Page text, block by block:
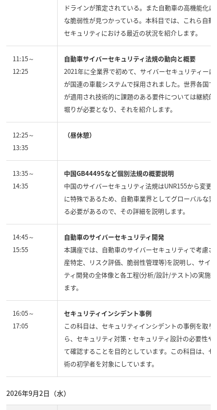
ドラインが策定されている。また自動車の高機能化
な脆弱性が見つかっている。本科目では、これら自動
セキュリティにおける最近の状況を紹介します。
11:15～
12:25
自動車サイバーセキュリティ法規の動向と概要
2021年に全業界で初めて、サイバーセキュリティー
が国連の車載システムで採用されました。世界各国
が適用され技術的に課題のある要件については継続
堀りが必要となり、それを紹介します。
12:25～
13:35
（昼休憩）
13:35～
14:35
中国GB44495など個別法規の概要説明
中国のサイバーセキュリティ法規はUNR155から変更
に特殊であるため、自動車業界としてグローバルな
る必要があるので、その詳細を説明します。
14:45～
15:55
自動車のサイバーセキュリティ開発
本講座では、自動車のサイバーセキュリティで考慮さ
産特定、リスク評価、脆弱性管理等)を説明し、サイ
ティ開発の全体像と各工程(分析/設計/テスト)の実施
ます。
16:05～
17:05
セキュリティインシデント事例
この科目は、セキュリティインシデントの事例を取り
ら、セキュリティ対策・セキュリティ設計の必要性や
て確認することを目的としています。この科目は、セ
術の初学者を対象にしています。
2026年9月2日（水）